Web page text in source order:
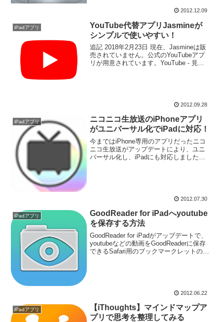
2012.12.09
iPadアプリ
YouTube代替アプリJasmineが
シンプルで使いやすい！
追記 2018年2月23日 現在、Jasmineは販
売されていません。公式のYouTubeアプ
リが用意されています。YouTube - 見て
2012.09.28
iPadアプリ
ニコニコ生放送のiPhoneアプリ
がユニバーサル化でiPadに対応！
今まではiPhone専用のアプリだったニコ
ニコ生放送がアップデートにより、ユニ
バーサル化し、iPadにも対応しました。
2012.07.30
iPadアプリ
GoodReader for iPadへyoutube
を保存する方法
GoodReader for iPadがアップデートで、
youtubeなどの動画をGoodReaderに保存
できるSafari用のブックマークレットの提
2012.06.22
iPadアプリ
【iThoughts】マインドマップア
プリで思考を整理してみる